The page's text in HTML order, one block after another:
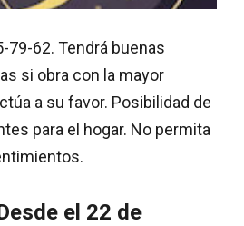
79-62. Tendrá buenas
si obra con la mayor
a su favor. Posibilidad de
para el hogar. No permita
el 22 de